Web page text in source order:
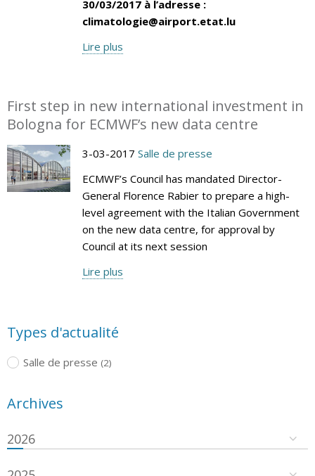
30/03/2017 à l’adresse :
climatologie@airport.etat.lu
Lire plus
First step in new international investment in
Bologna for ECMWF’s new data centre
3-03-2017 Salle de presse
ECMWF’s Council has mandated Director-
General Florence Rabier to prepare a high-
level agreement with the Italian Government
on the new data centre, for approval by
Council at its next session
Lire plus
Types d'actualité
Salle de presse (2)
Archives
2026